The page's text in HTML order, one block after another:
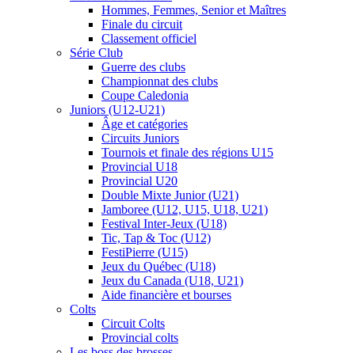
Hommes, Femmes, Senior et Maîtres
Finale du circuit
Classement officiel
Série Club
Guerre des clubs
Championnat des clubs
Coupe Caledonia
Juniors (U12-U21)
Âge et catégories
Circuits Juniors
Tournois et finale des régions U15
Provincial U18
Provincial U20
Double Mixte Junior (U21)
Jamboree (U12, U15, U18, U21)
Festival Inter-Jeux (U18)
Tic, Tap & Toc (U12)
FestiPierre (U15)
Jeux du Québec (U18)
Jeux du Canada (U18, U21)
Aide financière et bourses
Colts
Circuit Colts
Provincial colts